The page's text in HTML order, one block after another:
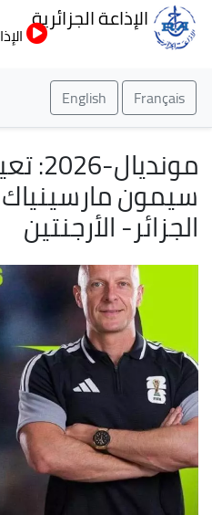
إلى
الإذاعة الجزائرية
Français
English
سيمون مارسينياك
الجزائر- الأرجنتين